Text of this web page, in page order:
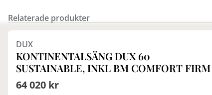
Relaterade produkter Finns i fler val (9)
DUX
KONTINENTALSÄNG DUX 60
SUSTAINABLE, INKL BM COMFORT FIRM
64 020 kr